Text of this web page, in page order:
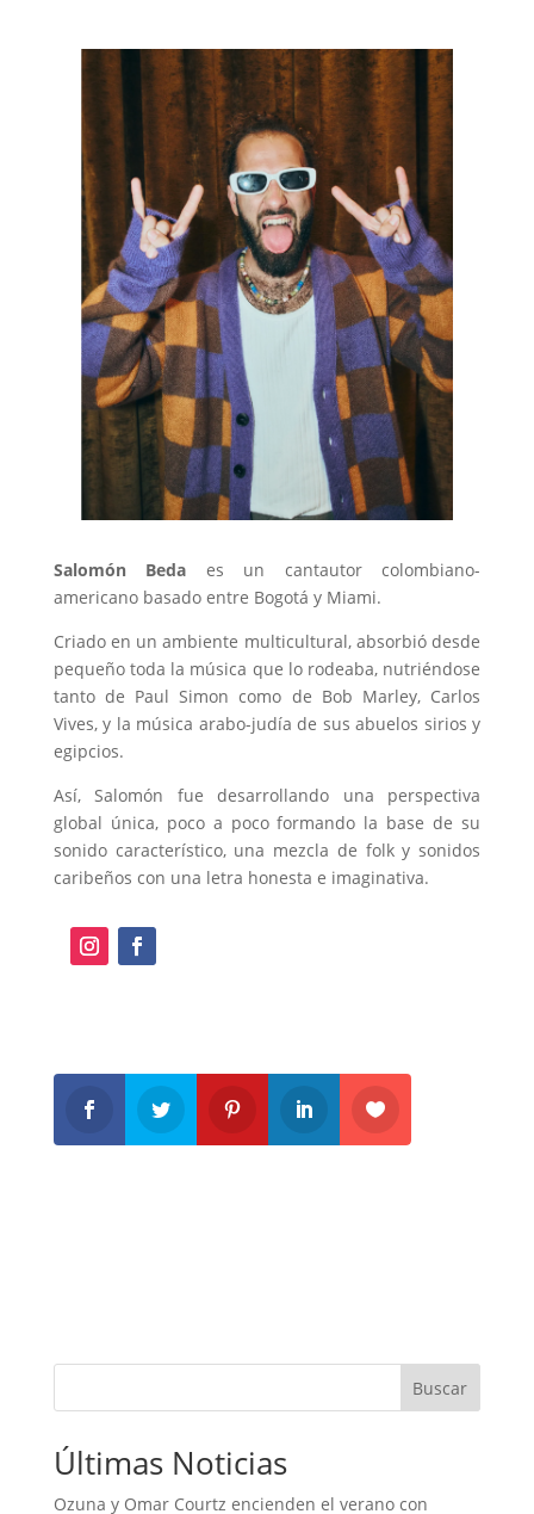
Salomón Beda
es un cantautor colombiano-
americano basado entre Bogotá y Miami.
Criado en un ambiente multicultural, absorbió desde
pequeño toda la música que lo rodeaba, nutriéndose
tanto de Paul Simon como de Bob Marley, Carlos
Vives, y la música arabo-judía de sus abuelos sirios y
egipcios.
Así, Salomón fue desarrollando una perspectiva
global única, poco a poco formando la base de su
sonido característico, una mezcla de folk y sonidos
caribeños con una letra honesta e imaginativa.
Buscar
Últimas Noticias
Ozuna y Omar Courtz encienden el verano con